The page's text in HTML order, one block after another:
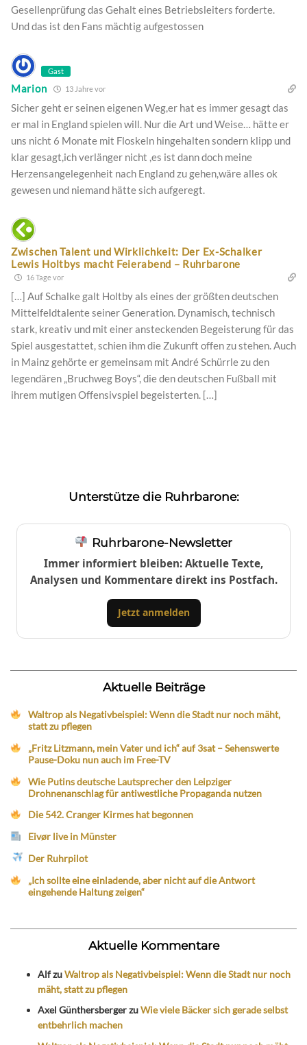
Gesellenprüfung das Gehalt eines Betriebsleiters forderte.
Und das ist den Fans mächtig aufgestossen
Gast
Marion 13 Jahre vor
Sicher geht er seinen eigenen Weg,er hat es immer gesagt das
er mal in England spielen will. Nur die Art und Weise… hätte er
uns nicht 6 Monate mit Floskeln hingehalten sondern klipp und
klar gesagt,ich verlänger nicht ,es ist dann doch meine
Herzensangelegenheit nach England zu gehen,wäre alles ok
gewesen und niemand hätte sich aufgeregt.
Zwischen Talent und Wirklichkeit: Der Ex-Schalker
Lewis Holtbys macht Feierabend – Ruhrbarone
16 Tage vor
[…] Auf Schalke galt Holtby als eines der größten deutschen
Mittelfeldtalente seiner Generation. Dynamisch, technisch
stark, kreativ und mit einer ansteckenden Begeisterung für das
Spiel ausgestattet, schien ihm die Zukunft offen zu stehen. Auch
in Mainz gehörte er gemeinsam mit André Schürrle zu den
legendären „Bruchweg Boys“, die den deutschen Fußball mit
ihrem mutigen Offensivspiel begeisterten. […]
Unterstütze die Ruhrbarone:
Ruhrbarone-Newsletter
Immer informiert bleiben: Aktuelle Texte,
Analysen und Kommentare direkt ins Postfach.
Jetzt anmelden
Aktuelle Beiträge
Waltrop als Negativbeispiel: Wenn die Stadt nur noch mäht,
statt zu pflegen
„Fritz Litzmann, mein Vater und ich“ auf 3sat – Sehenswerte
Pause-Doku nun auch im Free-TV
Wie Putins deutsche Lautsprecher den Leipziger
Drohnenanschlag für antiwestliche Propaganda nutzen
Die 542. Cranger Kirmes hat begonnen
Eivør live in Münster
Der Ruhrpilot
„Ich sollte eine einladende, aber nicht auf die Antwort
eingehende Haltung zeigen“
Aktuelle Kommentare
AlfzuWaltrop als Negativbeispiel: Wenn die Stadt nur noch
mäht, statt zu pflegen
Axel GünthersbergerzuWie viele Bäcker sich gerade selbst
entbehrlich machen